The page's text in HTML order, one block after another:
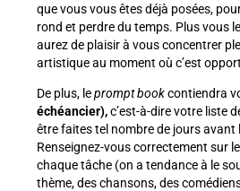
que vous vous êtes déjà posées,
rond et perdre du temps. Plus vous
aurez de plaisir à vous concentrer
artistique au moment où c’est
De plus, leprompt bookcontiendra
échéancier),c’est-à-dire votre liste
être faites tel nombre de jours avant
Renseignez-vous correctement sur
chaque tâche (on a tendance à le
thème, des chansons, des